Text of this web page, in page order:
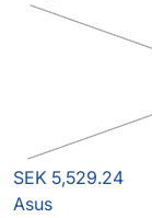
SEK 5,529.24
Asus